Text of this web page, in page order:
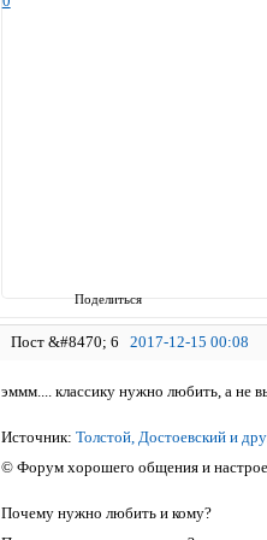
Поделиться
6 2017-12-15 00:08
эммм.... классику нужно любить, а не
Источник: Толстой, Достоевский и
© Форум хорошего общения и
Почему нужно любить и кому?